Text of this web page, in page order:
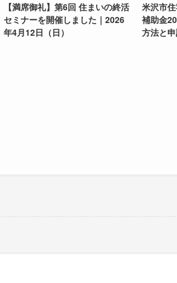
【満席御礼】第6回 住まいの終活
セミナーを開催しました｜2026
年4月12日（日）
米沢市
補助金
方法と